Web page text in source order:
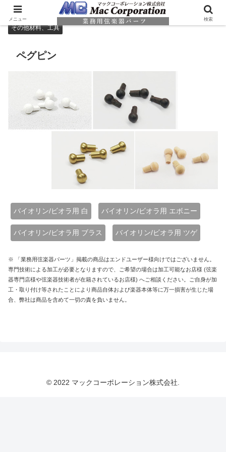
その他材料、工具
ペグピン
バイオリン/ビオラ用 白 バイオリン/ビオラ用 エボニー
バイオリン/ビオラ用 ブラス バイオリン/ビオラ用 ツゲ
※ 「業務用弦楽器パーツ」掲載の商品はエンドユーザー様向けではございません。
専門技術による加工が必要となりますので、ご希望の場合は加工可能なお店様 (弦楽
器専門店様や弦楽器技術者が在籍されているお店様) へご相談ください。ご自身が加
工・取り付け等されたことにより商品自体および楽器本体等に万一損害が生じた場
合、弊社は商品を含めて一切の責を負いません。
© 2022 マックコーポレーション株式会社.
メニュー 検索